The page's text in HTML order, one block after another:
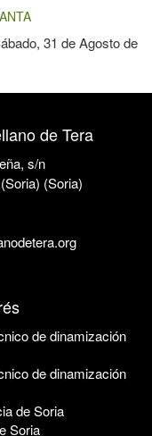
31 de Agosto de
de Tera
s/n
(Soria)
de dinamización
de dinamización
de Soria
Soria